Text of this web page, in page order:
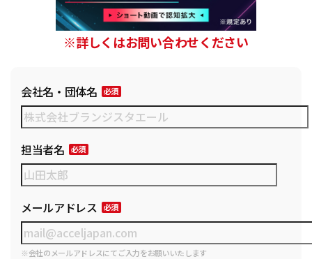
※詳しくはお問い合わせください
会社名・団体名
担当者名
メールアドレス
※会社のメールアドレスにてご入力をお願いいたします